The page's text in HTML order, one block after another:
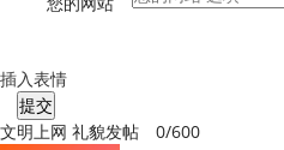
插入表情
提交
文明上网 礼貌发帖 0/600